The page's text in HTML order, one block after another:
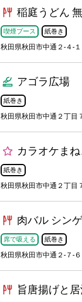
稲庭うどん
喫煙ブース 紙巻き
秋田県秋田市中通２-４-１
アゴラ広場
紙巻き
秋田県秋田市中通２丁目
カラオケま
紙巻き
秋田県秋田市中通２丁目
肉バル シン
席で吸える 紙巻き
秋田県秋田市中通２-７-
旨唐揚げと